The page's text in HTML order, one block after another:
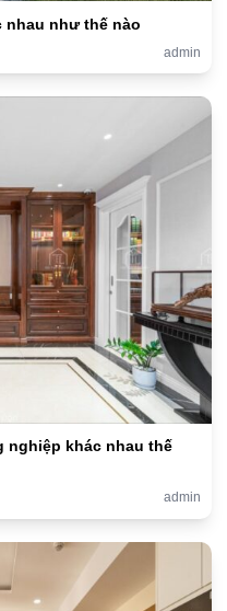
nhau như thế nào
admin
nghiệp khác nhau thế
admin